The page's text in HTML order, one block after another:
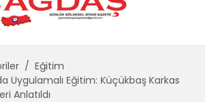
Eğitim
Uygulamalı Eğitim: Küçükbaş Karkas
Anlatıldı